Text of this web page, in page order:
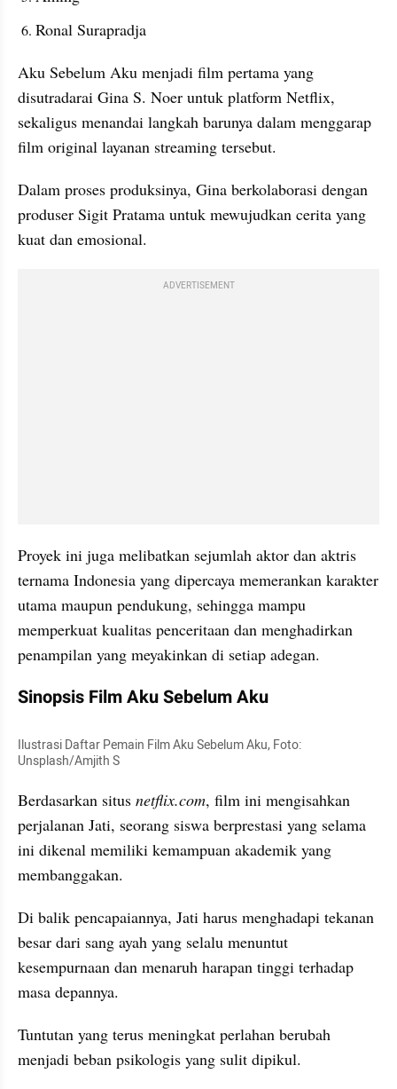
Ronal Surapradja
Aku Sebelum Aku menjadi film pertama yang
disutradarai Gina S. Noer untuk platform Netflix,
sekaligus menandai langkah barunya dalam menggarap
film original layanan streaming tersebut.
Dalam proses produksinya, Gina berkolaborasi dengan
produser Sigit Pratama untuk mewujudkan cerita yang
kuat dan emosional.
ADVERTISEMENT
Proyek ini juga melibatkan sejumlah aktor dan aktris
ternama Indonesia yang dipercaya memerankan karakter
utama maupun pendukung, sehingga mampu
memperkuat kualitas penceritaan dan menghadirkan
penampilan yang meyakinkan di setiap adegan.
Sinopsis Film Aku Sebelum Aku
Ilustrasi Daftar Pemain Film Aku Sebelum Aku, Foto:
Unsplash/Amjith S
Berdasarkan situs netflix.com, film ini mengisahkan
perjalanan Jati, seorang siswa berprestasi yang selama
ini dikenal memiliki kemampuan akademik yang
membanggakan.
Di balik pencapaiannya, Jati harus menghadapi tekanan
besar dari sang ayah yang selalu menuntut
kesempurnaan dan menaruh harapan tinggi terhadap
masa depannya.
Tuntutan yang terus meningkat perlahan berubah
menjadi beban psikologis yang sulit dipikul.